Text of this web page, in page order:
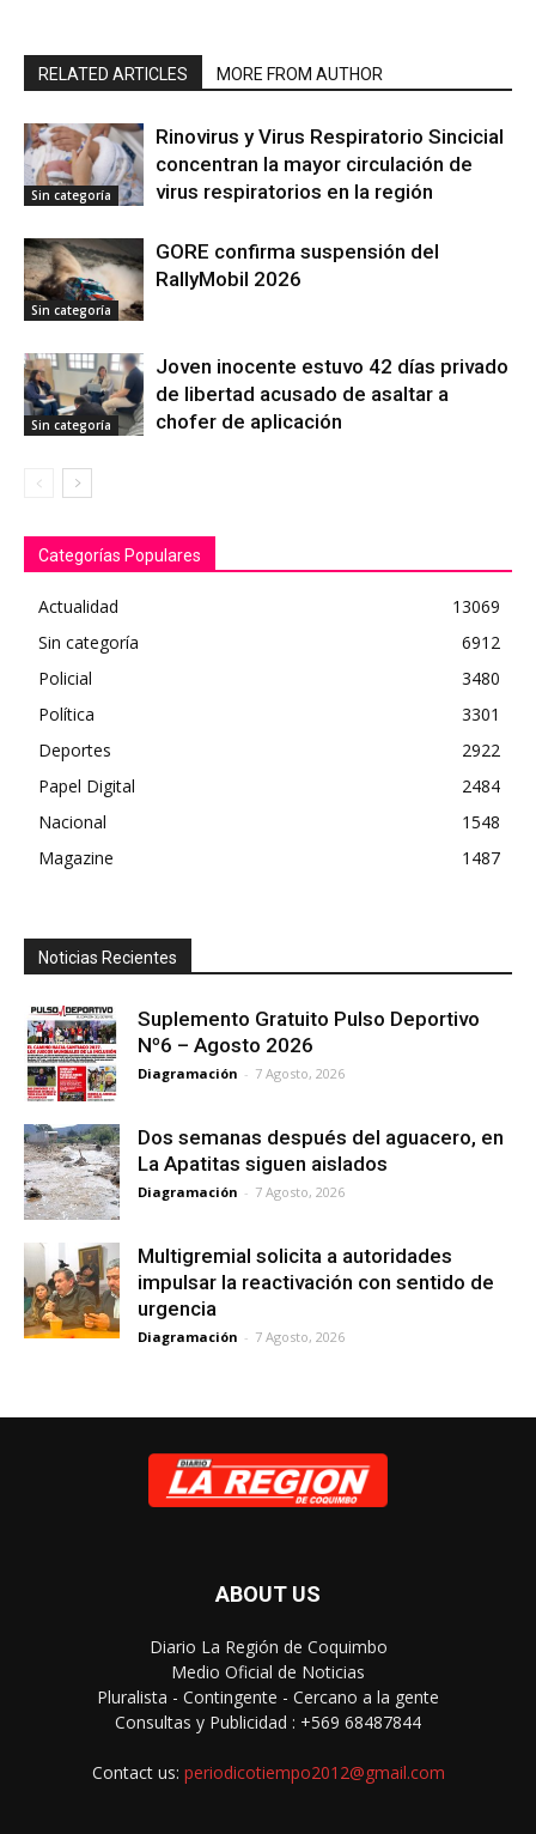
RELATED ARTICLES MORE FROM AUTHOR
Sin categoría
Rinovirus y Virus Respiratorio Sincicial
concentran la mayor circulación de
virus respiratorios en la región
Sin categoría
GORE confirma suspensión del
RallyMobil 2026
Sin categoría
Joven inocente estuvo 42 días privado
de libertad acusado de asaltar a
chofer de aplicación
Categorías Populares
Actualidad
13069
Sin categoría
6912
Policial
3480
Política
3301
Deportes
2922
Papel Digital
2484
Nacional
1548
Magazine
1487
Noticias Recientes
Suplemento Gratuito Pulso Deportivo
Nº6 – Agosto 2026
Diagramación - 7 Agosto, 2026
Dos semanas después del aguacero, en
La Apatitas siguen aislados
Diagramación - 7 Agosto, 2026
Multigremial solicita a autoridades
impulsar la reactivación con sentido de
urgencia
Diagramación - 7 Agosto, 2026
ABOUT US
Diario La Región de Coquimbo
Medio Oficial de Noticias
Pluralista - Contingente - Cercano a la gente
Consultas y Publicidad : +569 68487844
Contact us: periodicotiempo2012@gmail.com